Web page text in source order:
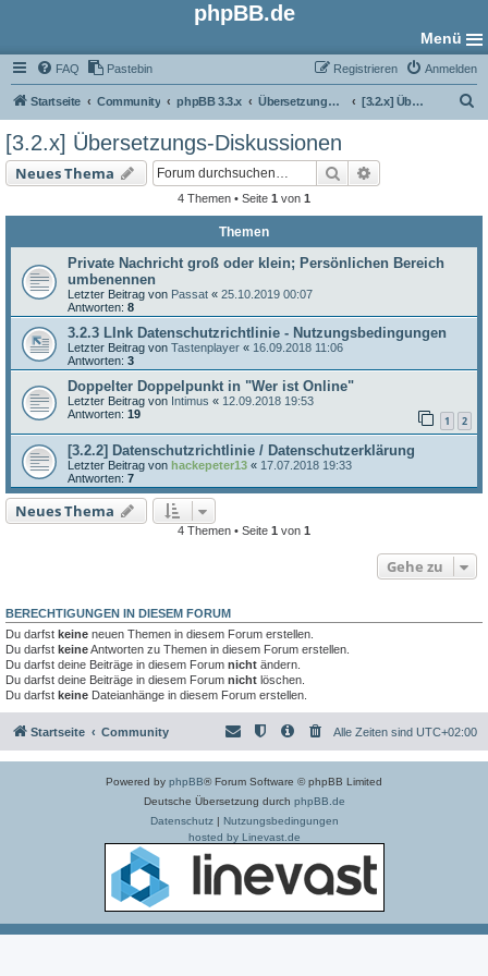
phpBB.de
Menü
FAQ Pastebin Anmelden
Registrieren
Startseite Community phpBB 3.3.x Übersetzungs-Foren [3.2.x] Übersetzungs-Diskussionen
[3.2.x] Übersetzungs-Diskussionen
Neues Thema Suche
4 Themen • Seite 1 von 1
Themen
Private Nachricht groß oder klein; Persönlichen Bereich
umbenennen
Letzter Beitrag von Passat « 25.10.2019 00:07
Antworten: 8
3.2.3 LInk Datenschutzrichtlinie - Nutzungsbedingungen
Letzter Beitrag von Tastenplayer « 16.09.2018 11:06
Antworten: 3
Doppelter Doppelpunkt in "Wer ist Online"
Letzter Beitrag von Intimus « 12.09.2018 19:53
Antworten: 19 1 2
[3.2.2] Datenschutzrichtlinie / Datenschutzerklärung
Letzter Beitrag von hackepeter13 « 17.07.2018 19:33
Antworten: 7
Neues Thema
4 Themen • Seite 1 von 1
Gehe zu
BERECHTIGUNGEN IN DIESEM FORUM
Du darfst keine neuen Themen in diesem Forum erstellen.
Du darfst keineAntworten zu Themen in diesem Forum erstellen.
Du darfst deine Beiträge in diesem Forum nicht ändern.
Du darfst deine Beiträge in diesem Forum nicht löschen.
Du darfst keine Dateianhänge in diesem Forum erstellen.
Startseite Community Alle Zeiten sind UTC+02:00
Powered by phpBB® Forum Software © phpBB Limited
Deutsche Übersetzung durch phpBB.de
Datenschutz| Nutzungsbedingungen
hosted by Linevast.de